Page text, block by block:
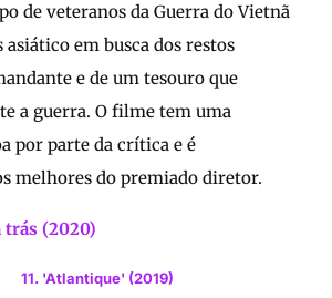
de veteranos da Guerra do Vietnã
em busca dos restos
e de um tesouro que
a guerra. O filme tem uma
por parte da crítica e é
melhores do premiado diretor.
trás (2020)
11. 'Atlantique' (2019)